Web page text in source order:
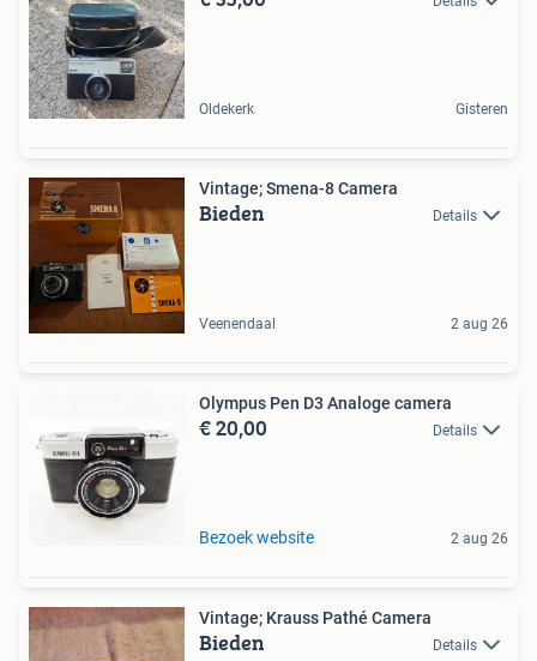
Oldekerk Gisteren
Vintage; Smena-8 Camera
Bieden Details
Veenendaal 2 aug 26
Olympus Pen D3 Analoge camera
€ 20,00 Details
Bezoek website 2 aug 26
Vintage; Krauss Pathé Camera
Bieden Details